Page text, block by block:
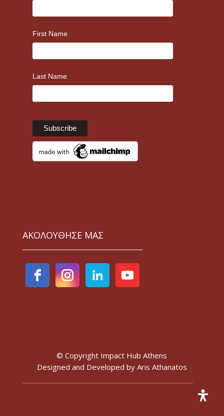
First Name
Last Name
ΑΚΟΛΟΥΘΗΣΕ ΜΑΣ
© Copyright Impact Hub Athens
Designed and Developed by Aris Athanatos